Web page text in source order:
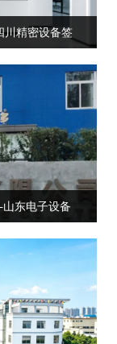
精密设备签
东电子设备